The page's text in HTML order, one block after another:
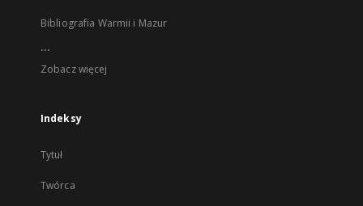
Bibliografia Warmii i Mazur
...
Zobacz więcej
Indeksy
Tytuł
Twórca